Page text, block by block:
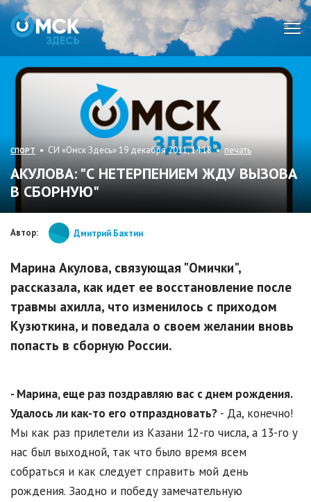
СПОРТ • СИ «Омск Здесь» 19 декабря 2011, 14:18 • печать
АКУЛОВА: "С НЕТЕРПЕНИЕМ ЖДУ ВЫЗОВА
В СБОРНУЮ"
Автор: Дмитрий Бахтин
Марина Акулова, связующая "Омички",
рассказала, как идет ее восстановление после
травмы ахилла, что изменилось с приходом
Кузюткина, и поведала о своем желании вновь
попасть в сборную России.
- Марина, еще раз поздравляю вас с днем рождения.
Удалось ли как-то его отпраздновать? - Да, конечно!
Мы как раз прилетели из Казани 12-го числа, а 13-го у
нас был выходной, так что было время всем
собраться и как следует справить мой день
рождения. Заодно и победу замечательную